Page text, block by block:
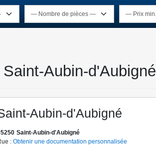
Aubin-d'Aubigné
Aubin-d'Aubigné
Saint-Aubin-d'Aubigné
: Obtenir une documentation personnalisée